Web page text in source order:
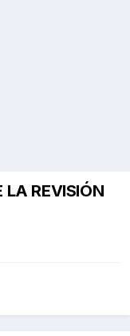
LA REVISIÓN